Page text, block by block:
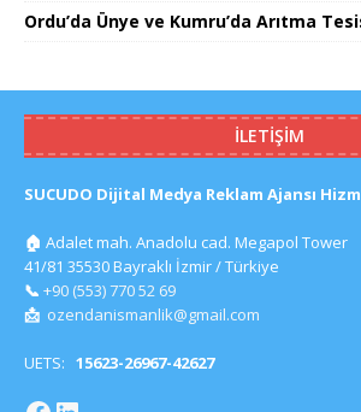
Ordu’da Ünye ve Kumru’da Arıtma
İLETIŞIM
SUCUDO Dijital Medya Reklam Ajansı
🏠 Adalet mah. Anadolu cad. Megapol Tower
41/81 35530 Bayraklı İzmir / Türkiye
📞 +90 (553) 770 52 69
📩 ozendanismanlik@gmail.com
UETS: 15623-26967-42627